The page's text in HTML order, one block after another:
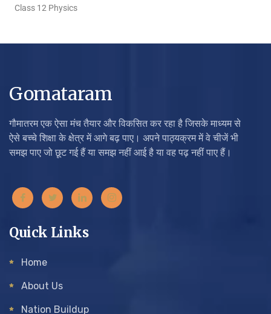
Class 12 Physics
Gomataram
गौमातरम एक ऐसा मंच तैयार और विकसित कर रहा है जिसके माध्यम से
ऐसे बच्चे शिक्षा के क्षेत्र में आगे बढ़ पाए। अपने पाठ्यक्रम में वे चीजें भी
समझ पाए जो छूट गई हैं या समझ नहीं आई है या वह पढ़ नहीं पाए हैं।
Quick Links
Home
About Us
Nation Buildup